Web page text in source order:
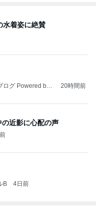
水着姿に絶賛
グ Powered by
20時間前
の近影に心配の声
B 4日前